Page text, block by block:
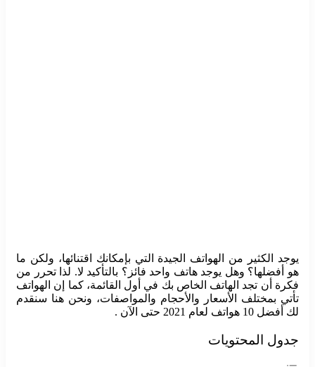
يوجد الكثير من الهواتف الجيدة التي بإمكانك اقتنائها، ولكن ما
هو أفضلها؟ وهل يوجد هاتف واحد فائز؟ بالتأكيد لا. لذا تحرر من
فكرة أن تجد الهاتف الخاص بك في أول القائمة، كما إن الهواتف
تأتي بمختلف الأسعار والأحجام والمواصفات، ونحن هنا سنقدم
لك أفضل 10 هواتف لعام 2021 حتى الآن .
جدول المحتويات